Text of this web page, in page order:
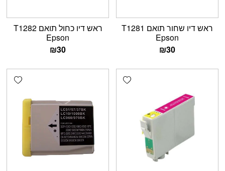
ראש דיו שחור תואם T1281
Epson
₪30
ראש דיו כחול תואם T1282
Epson
₪30
Add wishlist